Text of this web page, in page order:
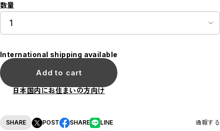
数量
International shipping available
Add to cart
日本国内にお住まいの方向け
SHARE POST SHARE LINE 通報する